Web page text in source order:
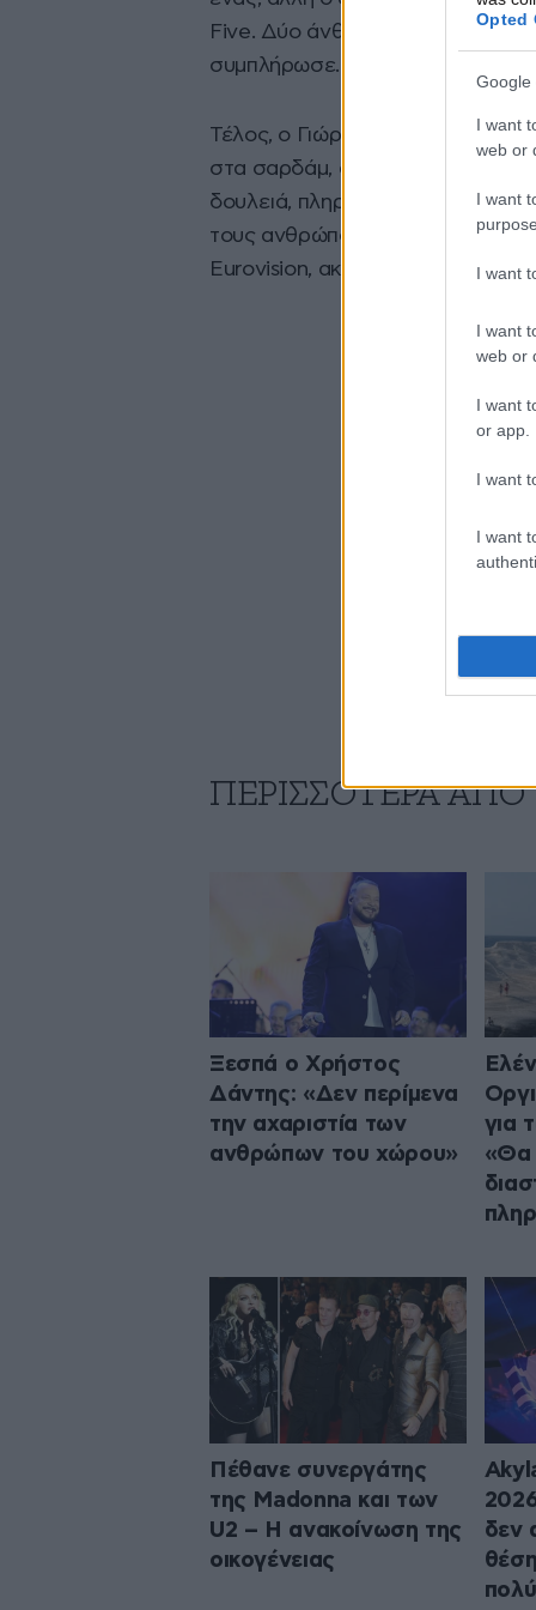
Opted
Google
I want
web or
I want
I want
I want
web or
I want
or app.
I want
I want
Five. Δύο άνθρωποι που δεν
συμπλήρωσε.
Τέλος, ο Γιώργος Λιάγκας είπε:
στα σαρδάμ, αλλά το αδιάβαστο
δουλειά, πληρώθηκαν ή δεν
τους ανθρώπους να είναι
Eurovision, ακόμα καλύτερα.
ΠΕΡΙΣΣΟΤΕΡΑ ΑΠΟ
Ξεσπά ο Χρήστος
Δάντης: «Δεν περίμενα
την αχαριστία των
ανθρώπων του χώρου»
για
«Θα
Πέθανε συνεργάτης
της Madonna και των
U2 – Η ανακοίνωση της
οικογένειας
δεν